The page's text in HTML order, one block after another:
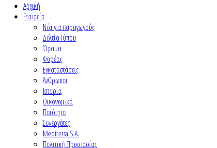
Αρχική
Εταιρεία
Νέα για παραγωγούς
Δελτία Τύπου
Όραμα
Φορέας
Εγκαταστάσεις
Άνθρωποι
Ιστορία
Οικονομικά
Ποιότητα
Συνεργάτες
Mediterra S.A.
Πολιτική Προστασίας